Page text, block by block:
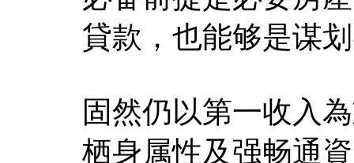
貸款，也能够是谋
固然仍以第一收入
栖身属性及强畅通